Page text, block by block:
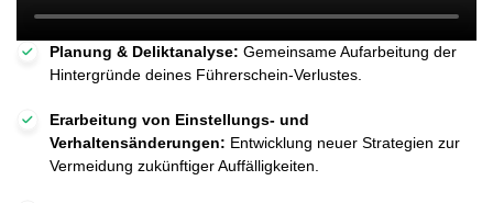
Planung & Deliktanalyse: Gemeinsame Aufarbeitung der
Hintergründe deines Führerschein-Verlustes.
Erarbeitung von Einstellungs- und
Verhaltensänderungen: Entwicklung neuer Strategien zur
Vermeidung zukünftiger Auffälligkeiten.